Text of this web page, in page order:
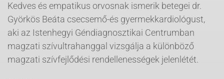
Kedves és empatikus orvosnak ismerik betegei dr.
Györkös Beáta csecsemő-és gyermekkardiológust,
aki az Istenhegyi Géndiagnosztikai Centrumban
magzati szívultrahanggal vizsgálja a különböző
magzati szívfejlődési rendellenességek jelenlétét.